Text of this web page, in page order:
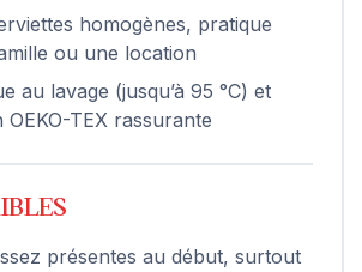
homogènes, pratique
ou une location
au lavage (jusqu’à 95 °C) et
TEX rassurante
présentes au début, surtout